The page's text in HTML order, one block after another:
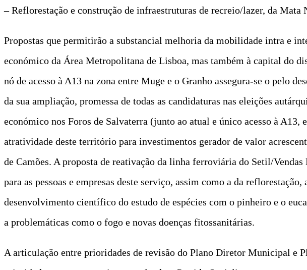
– Reflorestação e construção de infraestruturas de recreio/lazer, da Mata
Propostas que permitirão a substancial melhoria da mobilidade intra e
económico da Área Metropolitana de Lisboa, mas também à capital do
nó de acesso à A13 na zona entre Muge e o Granho assegura-se o pelo
da sua ampliação, promessa de todas as candidaturas nas eleições
económico nos Foros de Salvaterra (junto ao atual e único acesso à A13,
atratividade deste território para investimentos gerador de valor
de Camões. A proposta de reativação da linha ferroviária do Setil/
para as pessoas e empresas deste serviço, assim como a da
desenvolvimento científico do estudo de espécies com o pinheiro e o
a problemáticas como o fogo e novas doenças fitossanitárias.
A articulação entre prioridades de revisão do Plano Diretor Municipal e